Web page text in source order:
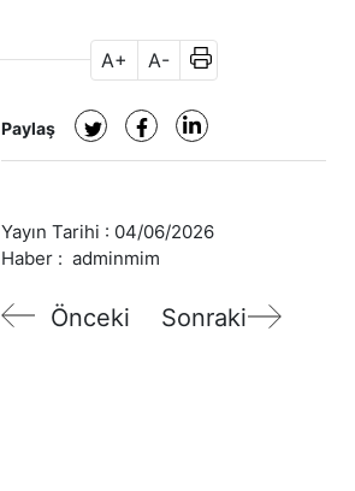
A+ A-
Paylaş
Yayın Tarihi : 04/06/2026
Haber : adminmim
Önceki Sonraki